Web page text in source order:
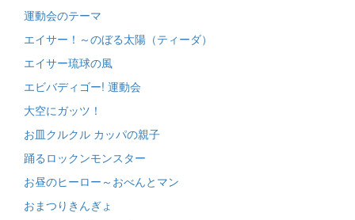
運動会のテーマ
エイサー！～のぼる太陽（ティーダ）
エイサー琉球の風
エビバディゴー! 運動会
大空にガッツ！
お皿クルクル カッパの親子
踊るロックンモンスター
お昼のヒーロー～おべんとマン
おまつりきんぎょ